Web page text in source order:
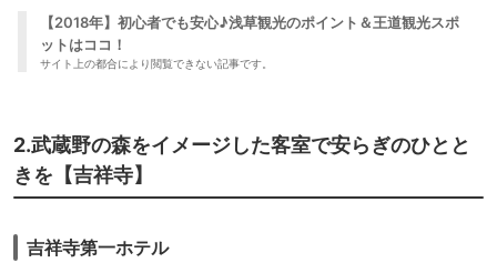
【2018年】初心者でも安心♪浅草観光のポイント＆王道観光スポ
ットはココ！
サイト上の都合により閲覧できない記事です。
2.武蔵野の森をイメージした客室で安らぎのひとと
きを【吉祥寺】
吉祥寺第一ホテル